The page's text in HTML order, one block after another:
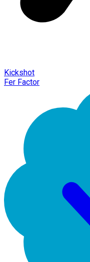
Kickshot
Fer Factor